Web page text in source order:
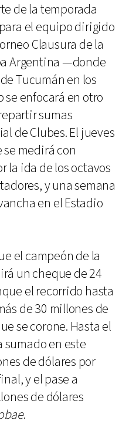
de la temporada
el equipo dirigido
Clausura de la
Argentina —donde
Tucumán en los
enfocará en otro
sumas
de Clubes. El jueves
se medirá con
la ida de los octavos
y una semana
en el Estadio
el campeón de la
un cheque de 24
el recorrido hasta
de 30 millones de
se corone. Hasta el
sumado en este
de dólares por
y el pase a
de dólares
.